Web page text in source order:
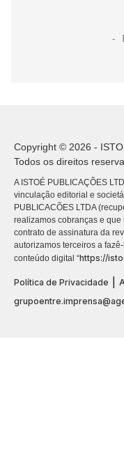
Copyright © 2026 -
Todos os direitos
A ISTOÉ PUBLICAÇÕES
vinculação editorial e
PUBLICACÕES LTDA
realizamos cobranças e
contrato de assinatura da
autorizamos terceiros a
conteúdo digital “https://
Política de Privacidade